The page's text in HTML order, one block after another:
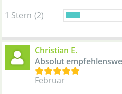
1 Stern (2)
Christian E.
Absolut
Februar